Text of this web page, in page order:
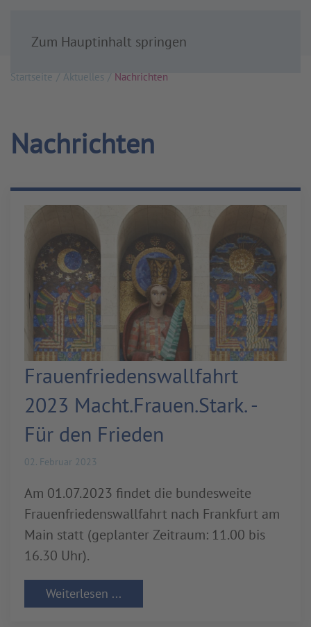
Zum Hauptinhalt springen
Startseite Aktuelles Nachrichten
Nachrichten
Frauenfriedenswallfahrt
2023 Macht.Frauen.Stark. -
Für den Frieden
02. Februar 2023
Am 01.07.2023 findet die bundesweite
Frauenfriedenswallfahrt nach Frankfurt am
Main statt (geplanter Zeitraum: 11.00 bis
16.30 Uhr).
Weiterlesen ...